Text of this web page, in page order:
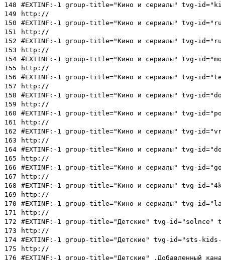
148
#EXTINF:-1 group-title="Кино и сериалы" tvg-
149
http://
150
#EXTINF:-1 group-title="Кино и сериалы" tvg-
151
http://
152
#EXTINF:-1 group-title="Кино и сериалы" tvg-
153
http://
154 #EXTINF:-1 group-title="Кино и сериалы" tvg-
155
http://
156
#EXTINF:-1 group-title="Кино и сериалы" tvg-
157
http://
158
#EXTINF:-1 group-title="Кино и сериалы" tvg-
159
http://
160
#EXTINF:-1 group-title="Кино и сериалы" tvg-
161
http://
162
#EXTINF:-1 group-title="Кино и сериалы" tvg-
163
http://
164 #EXTINF:-1 group-title="Кино и сериалы" tvg-
165
http://
166
#EXTINF:-1 group-title="Кино и сериалы" tvg-
167
http://
168
#EXTINF:-1 group-title="Кино и сериалы" tvg-
169
http://
170
#EXTINF:-1 group-title="Кино и сериалы" tvg-
171
http://
172
#EXTINF:-1 group-title="Детские" tvg-id="solnce"
173
http://
174 #EXTINF:-1 group-title="Детские" tvg-id="sts-kids-
175
http://
176
#EXTINF:-1 group-title="Детские" ,Добавленный